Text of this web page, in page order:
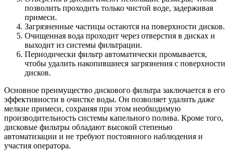
позволить проходить только чистой воде, задерживая
примеси.
Загрязненные частицы остаются на поверхности дисков.
Очищенная вода проходит через отверстия в дисках и
выходит из системы фильтрации.
Периодически фильтр автоматически промывается,
чтобы удалить накопившиеся загрязнения с поверхности
дисков.
Основное преимущество дискового фильтра заключается в его
эффективности в очистке воды. Он позволяет удалить даже
мелкие примеси, сохраняя при этом необходимую
производительность системы капельного полива. Кроме того,
дисковые фильтры обладают высокой степенью
автоматизации и не требуют постоянного наблюдения и
участия оператора.